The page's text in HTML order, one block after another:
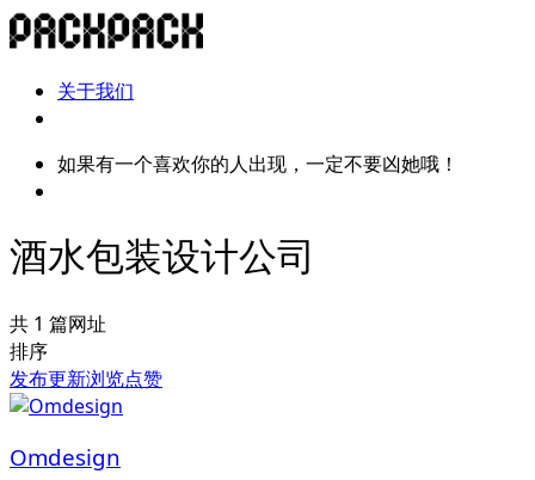
关于我们
如果有一个喜欢你的人出现，一定不要凶她哦！
酒水包装设计公司
共 1 篇网址
排序
发布更新浏览点赞
Omdesign